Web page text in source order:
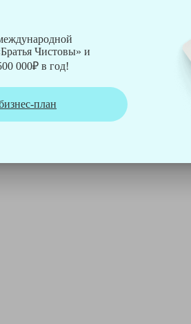
Чистовы» и
000₽ в год!
план
Soteco, а также утюг, ведро,